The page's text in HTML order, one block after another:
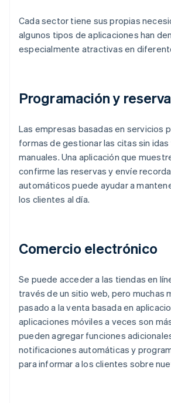
Cada sector tiene sus propias
algunos tipos de aplicaciones han
especialmente atractivas en
Programación y
Las empresas basadas en servicios
formas de gestionar las citas sin
manuales. Una aplicación que
confirme las reservas y envíe
automáticos puede ayudar a
los clientes al día.
Comercio electrónico
Se puede acceder a las tiendas en
través de un sitio web, pero muchas
pasado a la venta basada en
aplicaciones móviles a veces son
pueden agregar funciones
notificaciones automáticas y
para informar a los clientes sobre